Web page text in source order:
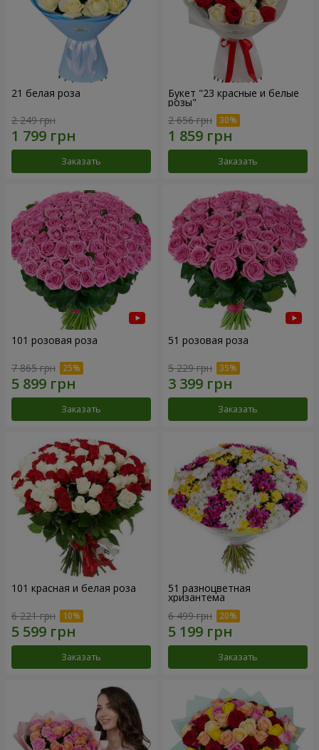
21 белая роза
2 249 грн
Заказать
Букет "23 красные и белые
розы"
2 656 грн
Заказать
101 розовая роза
7 865 грн
Заказать
51 розовая роза
5 229 грн
Заказать
101 красная и белая роза
6 221 грн
Заказать
51 разноцветная
хризантема
6 499 грн
Заказать